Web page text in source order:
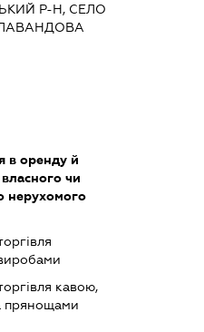
Р-Н, СЕЛО
в оренду й
чи
нерухомого
кавою,
прянощами